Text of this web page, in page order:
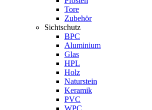
Tore
Zubehör
Sichtschutz
BPC
Aluminium
Glas
HPL
Holz
Naturstein
Keramik
PVC